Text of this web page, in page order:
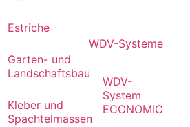
Estriche
Garten- und
Landschaftsbau
Kleber und
Spachtelmassen
WDV-Systeme
WDV-
System
ECONOMIC